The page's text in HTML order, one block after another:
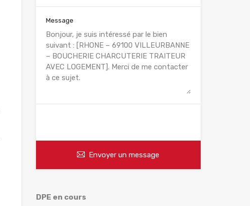
Message
Envoyer un message
DPE en cours